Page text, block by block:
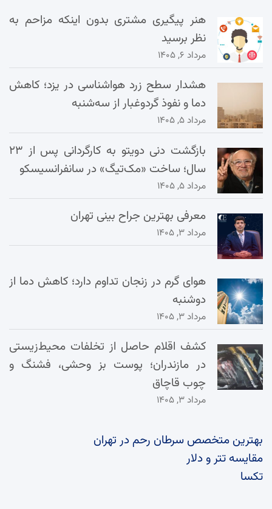
هنر پیگیری مشتری بدون اینکه مزاحم به
نظر برسید
مرداد ۶, ۱۴۰۵
هشدار سطح زرد هواشناسی در یزد؛ کاهش
دما و نفوذ گردوغبار از سه‌شنبه
مرداد ۵, ۱۴۰۵
بازگشت دنی دویتو به کارگردانی پس از ۲۳
سال؛ ساخت «مک‌تیگ» در سانفرانسیسکو
مرداد ۵, ۱۴۰۵
معرفی بهترین جراح بینی تهران
مرداد ۳, ۱۴۰۵
هوای گرم در زنجان تداوم دارد؛ کاهش دما از
دوشنبه
مرداد ۳, ۱۴۰۵
کشف اقلام حاصل از تخلفات محیط‌زیستی
در مازندران؛ پوست بز وحشی، فشنگ و
چوب قاچاق
مرداد ۳, ۱۴۰۵
بهترین متخصص سرطان رحم در تهران
مقایسه تتر و دلار
تکسا